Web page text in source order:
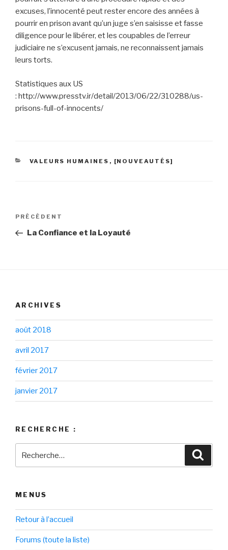
excuses, l’innocenté peut rester encore des années à
pourrir en prison avant qu’un juge s’en saisisse et fasse
diligence pour le libérer, et les coupables de l’erreur
judiciaire ne s’excusent jamais, ne reconnaissent jamais
leurs torts.
Statistiques aux US
: http://www.presstv.ir/detail/2013/06/22/310288/us-
prisons-full-of-innocents/
CATÉGORIES
VALEURS HUMAINES , [NOUVEAUTÉS]
Navigation
l’article
Article
précédent
PRÉCÉDENT
La Confiance et la Loyauté
ARCHIVES
août 2018
avril 2017
février 2017
janvier 2017
RECHERCHE :
MENUS
Retour à l’accueil
Forums (toute la liste)